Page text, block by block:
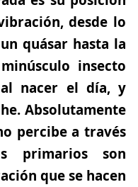
desde lo
quásar hasta la
insecto
nacer el día, y
Absolutamente
percibe a través
primarios son
que se hacen